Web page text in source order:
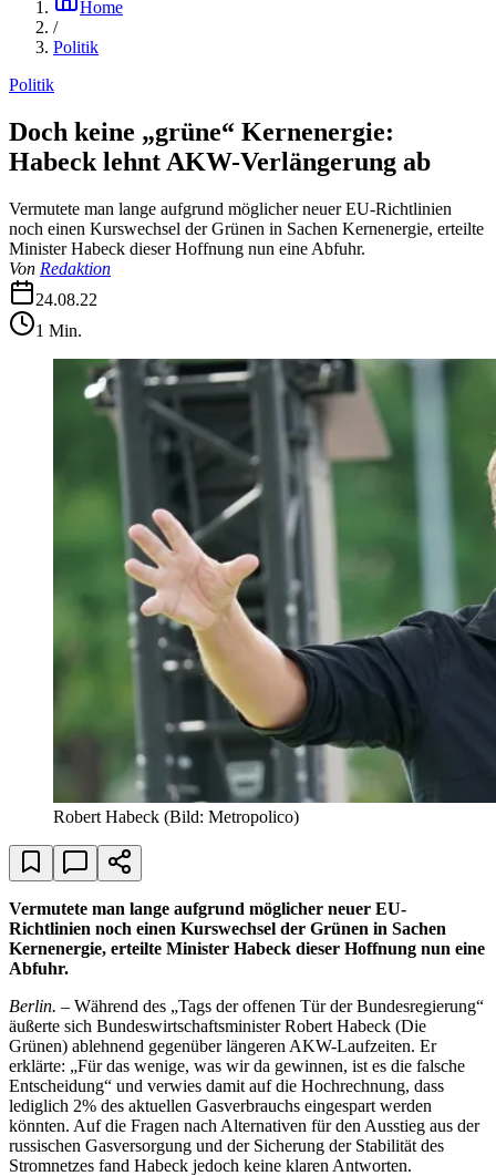
Home
/
Politik
Politik
Doch keine „grüne“ Kernenergie:
Habeck lehnt AKW-Verlängerung ab
Vermutete man lange aufgrund möglicher neuer EU-Richtlinien
noch einen Kurswechsel der Grünen in Sachen Kernenergie, erteilte
Minister Habeck dieser Hoffnung nun eine Abfuhr.
Von Redaktion
24.08.22
1 Min.
Robert Habeck (Bild: Metropolico)
Vermutete man lange aufgrund möglicher neuer EU-
Richtlinien noch einen Kurswechsel der Grünen in Sachen
Kernenergie, erteilte Minister Habeck dieser Hoffnung nun eine
Abfuhr.
Berlin. – Während des „Tags der offenen Tür der Bundesregierung“
äußerte sich Bundeswirtschaftsminister Robert Habeck (Die
Grünen) ablehnend gegenüber längeren AKW-Laufzeiten. Er
erklärte: „Für das wenige, was wir da gewinnen, ist es die falsche
Entscheidung“ und verwies damit auf die Hochrechnung, dass
lediglich 2% des aktuellen Gasverbrauchs eingespart werden
könnten. Auf die Fragen nach Alternativen für den Ausstieg aus der
russischen Gasversorgung und der Sicherung der Stabilität des
Stromnetzes fand Habeck jedoch keine klaren Antworten.